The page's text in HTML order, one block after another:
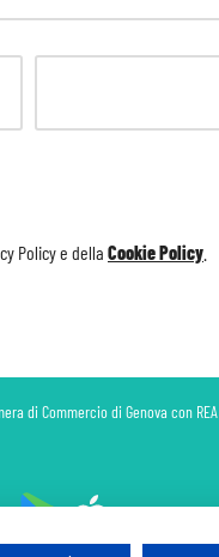
Policye della Cookie Policy
di Commercio di Genova con REA